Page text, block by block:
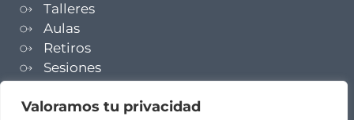
Valoramos tu privacidad
Talleres
Aulas
Retiros
Sesiones